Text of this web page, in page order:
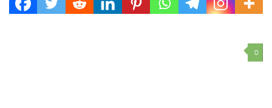
un corte programado...
0